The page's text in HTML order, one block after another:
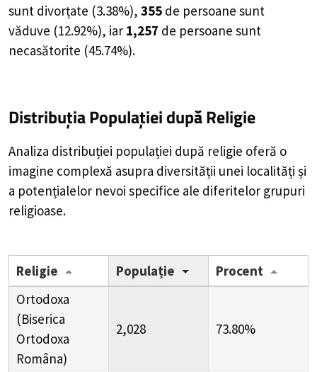
sunt divorțate (3.38%), 355 de persoane sunt
văduve (12.92%), iar 1,257 de persoane sunt
necasătorite (45.74%).
Distribuția Populațieidupă Religie
Analiza distribuției populației după religie oferă o
imagine complexă asupra diversității unei localități și
a potențialelor nevoi specifice ale diferitelor grupuri
religioase.
Religie Populație
Procent
Ortodoxa
(Biserica
Ortodoxa
Româna)
2,028 73.80%